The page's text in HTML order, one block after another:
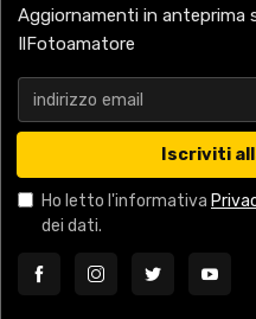
Aggiornamenti in anteprima
IlFotoamatore
Iscriviti
Ho letto l'informativa
dei dati.